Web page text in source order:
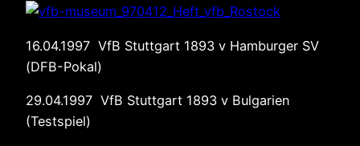
16.04.1997 VfB Stuttgart 1893 v Hamburger SV
(DFB-Pokal)
29.04.1997 VfB Stuttgart 1893 v Bulgarien
(Testspiel)